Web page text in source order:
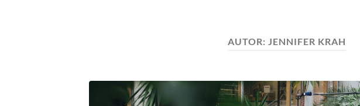
AUTOR: JENNIFER KRAH